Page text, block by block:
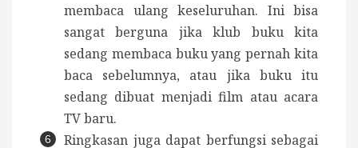
membaca ulang keseluruhan. Ini bisa
sangat berguna jika klub buku kita
sedang membaca buku yang pernah kita
baca sebelumnya, atau jika buku itu
sedang dibuat menjadi film atau acara
TV baru.
Ringkasan juga dapat berfungsi sebagai